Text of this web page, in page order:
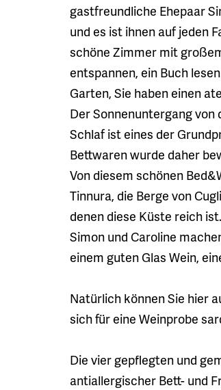
gastfreundliche Ehepaar
und es ist ihnen auf jeden
schöne Zimmer mit
entspannen, ein Buch
Garten, Sie haben einen
Der Sonnenuntergang
Schlaf ist eines der
Bettwaren wurde daher
Von diesem schönen
Tinnura, die Berge von
denen diese Küste reich ist.
Simon und Caroline
einem guten Glas Wein,
Natürlich können Sie hier
sich für eine Weinprobe
Die vier gepflegten und
antiallergischer Bett- und